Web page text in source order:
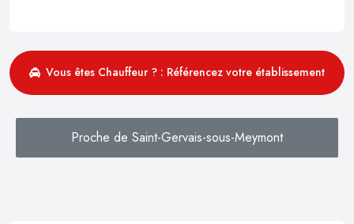
Vous êtes Chauffeur ? : Référencez votre établissement
Proche de Saint-Gervais-sous-Meymont